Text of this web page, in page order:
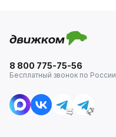
8 800 775-75-56
Бесплатный звонок по России